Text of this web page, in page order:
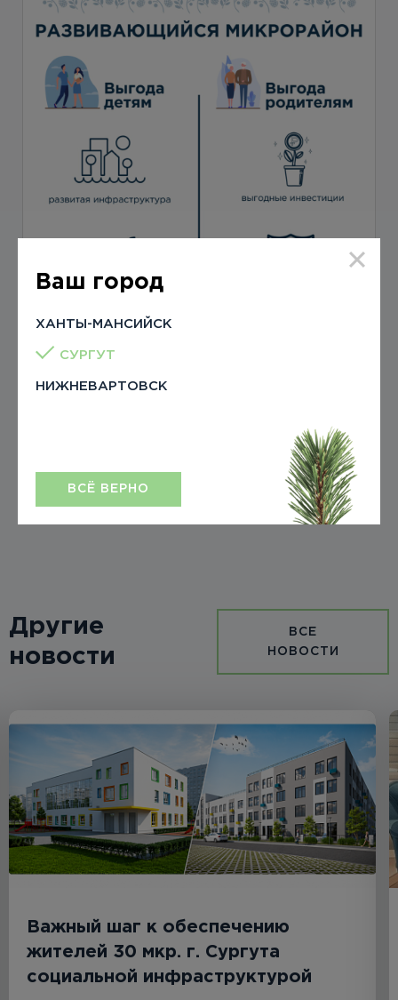
Ваш город
ХАНТЫ-МАНСИЙСК
СУРГУТ
НИЖНЕВАРТОВСК
ВСЁ ВЕРНО
Другие
новости
ВСЕ
НОВОСТИ
Важный шаг к обеспечению
жителей 30 мкр. г. Сургута
социальной инфраструктурой